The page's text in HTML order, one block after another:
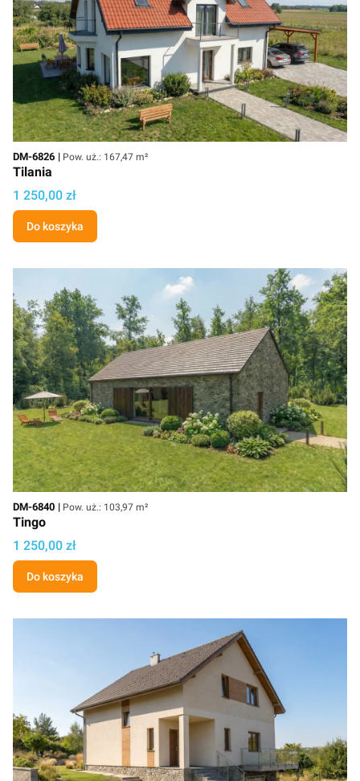
Kod
DM-6826 Powierzchnia użytkowa
Pow. uż.: 167,47 m²
Tilania
Cena projektu
1 250,00 zł
Do koszyka
Kod
DM-6840 Powierzchnia użytkowa
Pow. uż.: 103,97 m²
Tingo
Cena projektu
1 250,00 zł
Do koszyka